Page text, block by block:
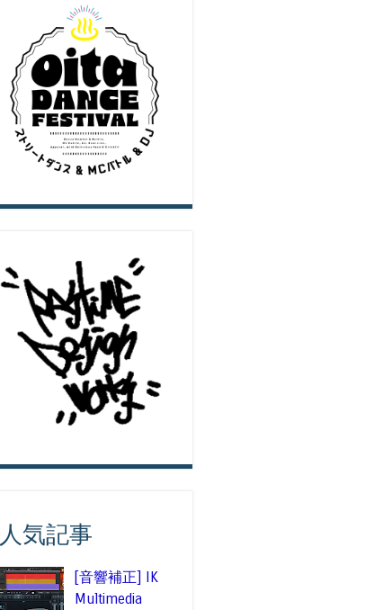
人気記事
[音響補正] IK
Multimedia